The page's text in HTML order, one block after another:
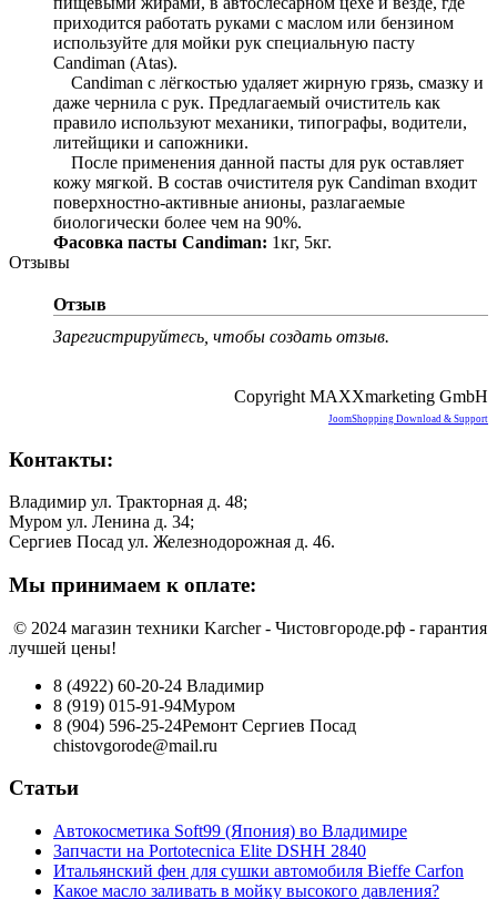
приходится работать руками с маслом или бензином
используйте для мойки рук специальную пасту
Candiman (Atas).
Candiman с лёгкостью удаляет жирную грязь, смазку и
даже чернила с рук. Предлагаемый очиститель как
правило используют механики, типографы, водители,
литейщики и сапожники.
После применения данной пасты для рук оставляет
кожу мягкой. В состав очистителя рук Candiman входит
поверхностно-активные анионы, разлагаемые
биологически более чем на 90%.
Фасовка пасты Candiman: 1кг, 5кг.
Отзывы
Отзыв
Зарегистрируйтесь, чтобы создать отзыв.
Copyright MAXXmarketing GmbH
JoomShopping Download & Support
Контакты:
Владимир ул. Тракторная д. 48;
Муром ул. Ленина д. 34;
Сергиев Посад ул. Железнодорожная д. 46.
Мы принимаем к оплате:
© 2024 магазин техники Karcher - Чистовгороде.рф - гарантия
лучшей цены!
8 (4922) 60-20-24 Владимир
8 (919) 015-91-94Муром
8 (904) 596-25-24Ремонт Сергиев Посад
chistovgorode@mail.ru
Статьи
Автокосметика Soft99 (Япония) во Владимире
Запчасти на Portotecnica Elite DSHH 2840
Итальянский фен для сушки автомобиля Bieffe Carfon
Какое масло заливать в мойку высокого давления?